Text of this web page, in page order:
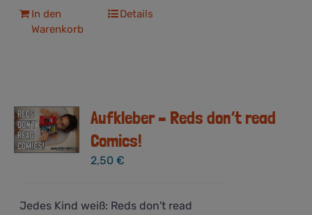
In den
Warenkorb
Details
Aufkleber – Reds don’t read
Comics!
2,50€
Jedes Kind weiß: Reds don't read